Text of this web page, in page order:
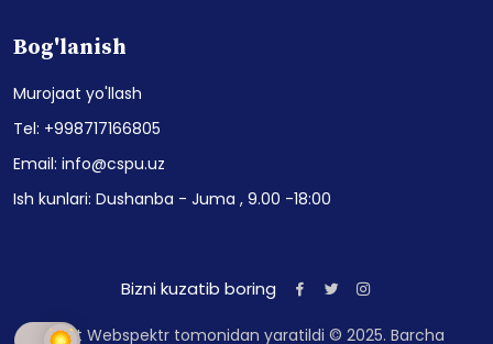
Bog'lanish
Murojaat yo'llash
Tel: +998717166805
Email: info@cspu.uz
Ish kunlari: Dushanba - Juma , 9.00 -18:00
Bizni kuzatib boring
Sayt Webspektr tomonidan yaratildi © 2025. Barcha